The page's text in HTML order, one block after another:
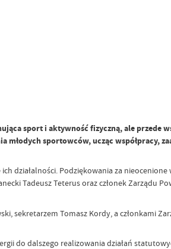
sport i aktywność fizyczną, ale przede
sportowców, ucząc współpracy,
działalności. Podziękowania za nieocenione
Tadeusz Teterus oraz członek Zarządu
sekretarzem Tomasz Kordy, a członkami
do dalszego realizowania działań